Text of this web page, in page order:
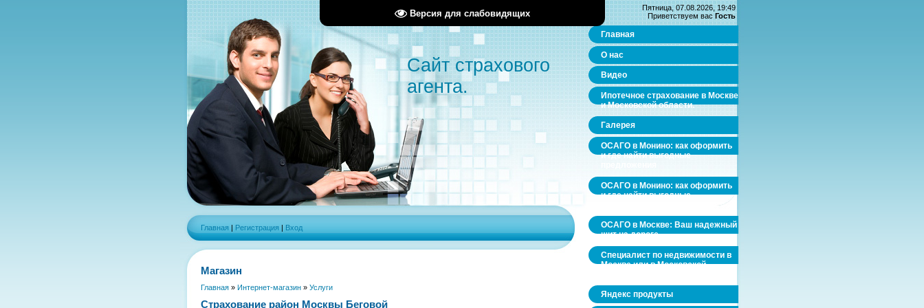
Версия для слабовидящих
Сайт страхового
агента.
Главная | Регистрация | Вход
Магазин
Главная » Интернет-магазин » Услуги
Страхование район Москвы Беговой
Пятница, 07.08.2026, 19:49
Приветствуем вас Гость
Главная
О нас
Видео
Ипотечное страхование в Москве
и Московской области.
Галерея
ОСАГО в Монино: как оформить
и где найти выгодные
ОСАГО в Монино: как оформить
и где найти выгодные
ОСАГО в Москве: Ваш надежный
щит на дороге
Специалист по недвижимости в
Москве или в Московской
Яндекс продукты